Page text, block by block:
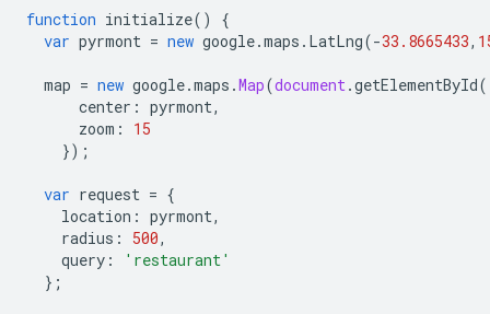
function initialize()
{
var pyrmont = new google.maps . LatLng(-33.8665433,
map = new google.maps .Map(document.getElementById(
center : pyrmont,
zoom :
15
});
var request = {
location : pyrmont,
radius : 500,
query :
'restaurant'
};